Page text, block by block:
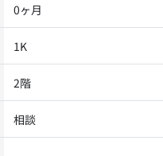
0ヶ月
1K
2階
相談